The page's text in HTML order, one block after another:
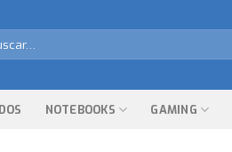
NOTEBOOKS GAMING